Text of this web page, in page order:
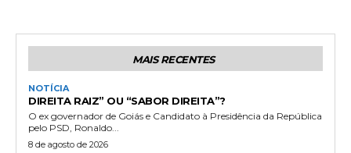
MAIS RECENTES
NOTÍCIA
DIREITA RAIZ” OU “SABOR DIREITA”?
O ex governador de Goiás e Candidato à Presidência da República
pelo PSD, Ronaldo...
8 de agosto de 2026